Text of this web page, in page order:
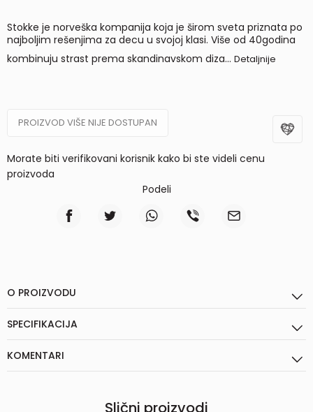
Stokke je norveška kompanija koja je širom sveta priznata po
najboljim rešenjima za decu u svojoj klasi. Više od 40godina
kombinuju strast prema skandinavskom diza... Detaljnije
PROIZVOD VIŠE NIJE DOSTUPAN
Morate biti verifikovani korisnik kako bi ste videli cenu
proizvoda
Podeli
O PROIZVODU
SPECIFIKACIJA
KOMENTARI
Slični proizvodi